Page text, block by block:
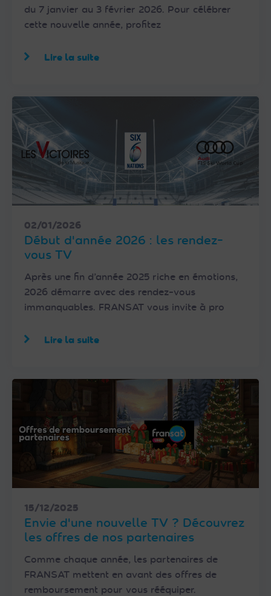
du 7 janvier au 3 février 2026. Pour célébrer
cette nouvelle année, profitez
Lire la suite
02/01/2026
Début d'année 2026 : les rendez-
vous TV
Après une fin d’année 2025 riche en émotions,
2026 démarre avec des rendez-vous
immanquables. FRANSAT vous invite à pro
Lire la suite
15/12/2025
Envie d'une nouvelle TV ? Découvrez
les offres de nos partenaires
Comme chaque année, les partenaires de
FRANSAT mettent en avant des offres de
remboursement pour vous rééquiper.